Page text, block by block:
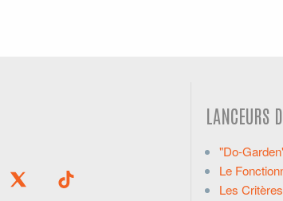
LANCEURS
"Do-
Le
Les Critères